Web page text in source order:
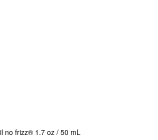
no frizz® 1.7 oz / 50 mL